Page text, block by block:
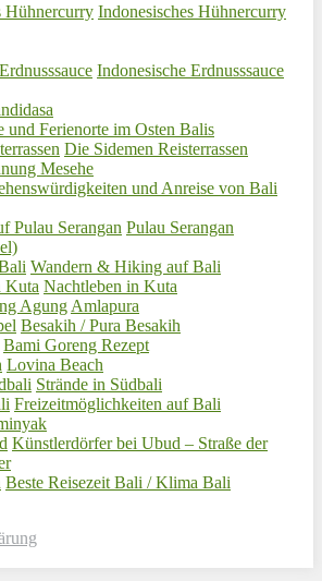
Indonesisches Hühnercurry
Indonesische Erdnusssauce
und Ferienorte im Osten Balis
Die Sidemen Reisterrassen
Mesehe
und Anreise von Bali
Pulau Serangan
Wandern & Hiking auf Bali
Nachtleben in Kuta
Amlapura
Besakih / Pura Besakih
Bami Goreng Rezept
Lovina Beach
Strände in Südbali
Freizeitmöglichkeiten auf Bali
Künstlerdörfer bei Ubud – Straße der
Beste Reisezeit Bali / Klima Bali